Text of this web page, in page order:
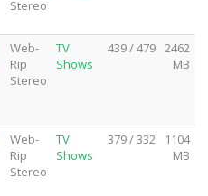
Stereo
Web-
Rip
Stereo
TV
Shows
439 / 479
2462
MB
Web-
Rip
Stereo
TV
Shows
379 / 332
1104
MB